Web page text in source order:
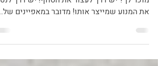
מינוס הולך וגדל בבנק, חובות והלוואות
את המנוע שמייצר אותו! מדובר במאפיינים